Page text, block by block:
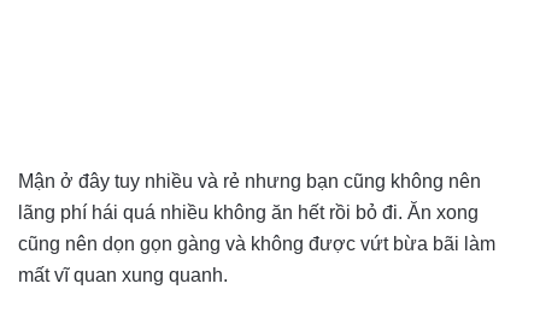
Mận ở đây tuy nhiều và rẻ nhưng bạn cũng không nên
lãng phí hái quá nhiều không ăn hết rồi bỏ đi. Ăn xong
cũng nên dọn gọn gàng và không được vứt bừa bãi làm
mất vĩ quan xung quanh.